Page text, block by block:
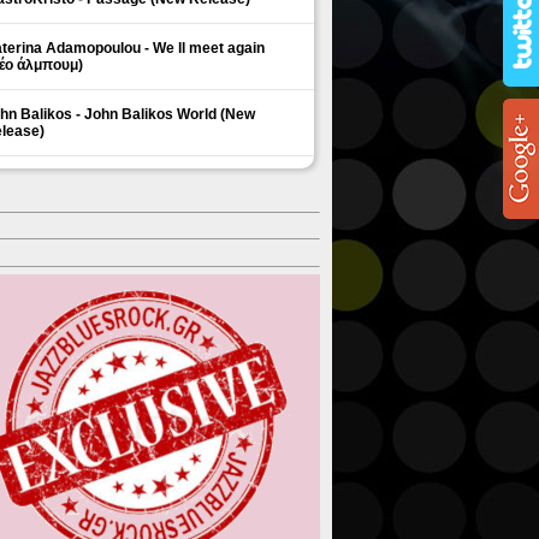
Adamopoulou - We ll meet again
άλμπουμ)
Balikos - John Balikos World (New